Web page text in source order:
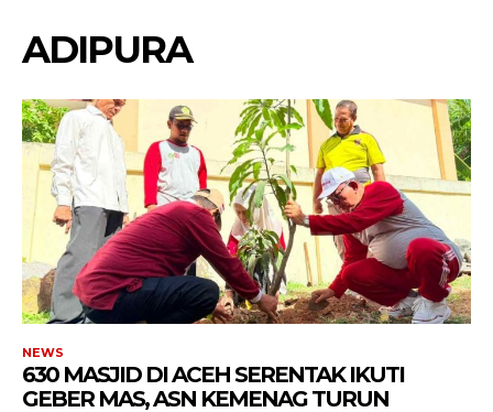
ADIPURA
NEWS
630 MASJID DI ACEH SERENTAK IKUTI
GEBER MAS, ASN KEMENAG TURUN